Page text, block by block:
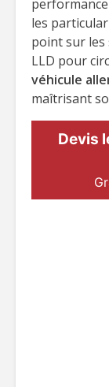
les
point sur les
LLD pour
véhicule
maîtrisant